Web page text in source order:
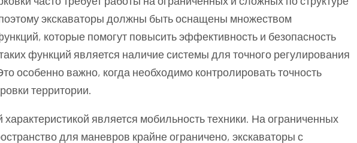
экскаваторы должны быть оснащены множеством
которые помогут повысить эффективность и безопасность
функций является наличие системы для точного регулирования
особенно важно, когда необходимо контролировать точность
территории.
является мобильность техники. На ограниченных
для маневров крайне ограничено, экскаваторы с